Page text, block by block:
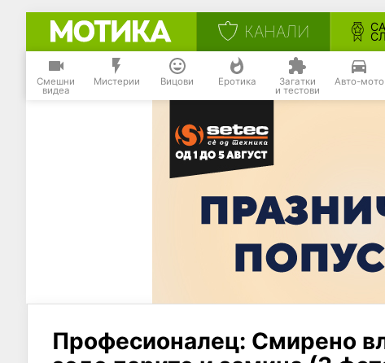
КАНАЛИ
Смешни
видеа
Мистерии Вицови Еротика Загатки
и тестови
Авто-мото
Професионалец: Смирено